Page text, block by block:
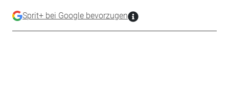
Sprit+ bei Google bevorzugen